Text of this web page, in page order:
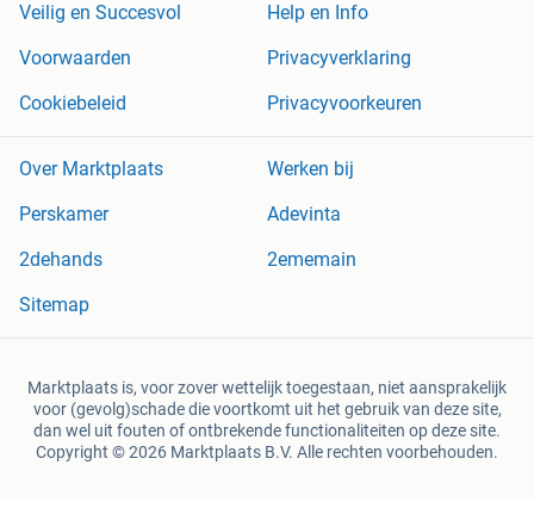
Veilig en Succesvol
Help en Info
Voorwaarden
Privacyverklaring
Cookiebeleid
Privacyvoorkeuren
Over Marktplaats
Werken bij
Perskamer
Adevinta
2dehands
2ememain
Sitemap
Marktplaats is, voor zover wettelijk toegestaan, niet aansprakelijk
voor (gevolg)schade die voortkomt uit het gebruik van deze site,
dan wel uit fouten of ontbrekende functionaliteiten op deze site.
Copyright © 2026 Marktplaats B.V. Alle rechten voorbehouden.